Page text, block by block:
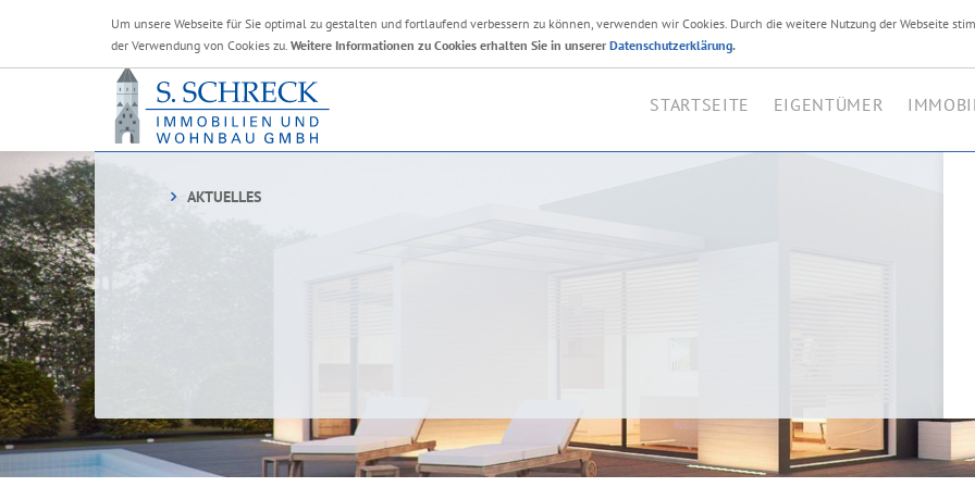
Ihr Immobilienmakler
STARTSEITE EIGENTÜMER
AKTUELLES
Um unsere Webseite für Sie optimal zu gestalten und fortlaufend verbessern zu können, verwenden wir Cookies. Durch die weitere Nutzung der Webseite
der Verwendung von Cookies zu. Weitere Informationen zu Cookies erhalten Sie in unserer Datenschutzerklärung.